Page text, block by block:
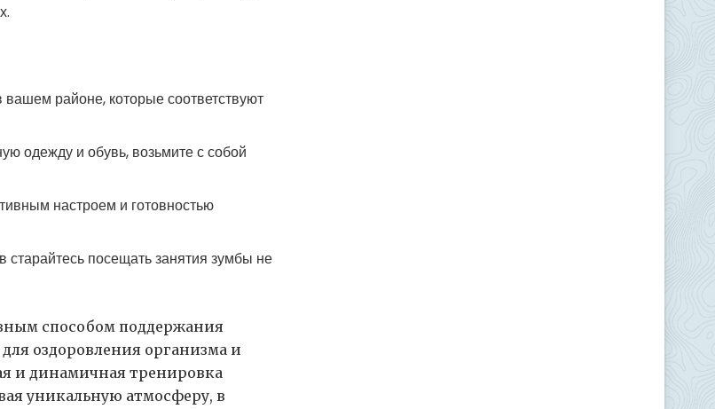
районе, которые соответствуют
одежду и обувь, возьмите с собой
настроем и готовностью
старайтесь посещать занятия зумбы не
способом поддержания
оздоровления организма и
и динамичная тренировка
уникальную атмосферу, в